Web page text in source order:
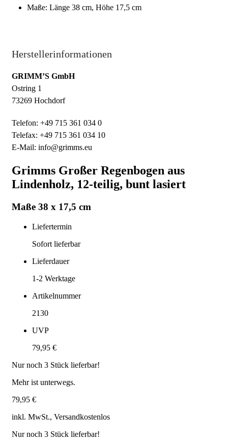
Maße: Länge 38 cm, Höhe 17,5 cm
Herstellerinformationen
GRIMM’S GmbH
Ostring 1
73269 Hochdorf
Telefon: +49 715 361 034 0
Telefax: +49 715 361 034 10
E-Mail: info@grimms.eu
Grimms Großer Regenbogen aus
Lindenholz, 12-teilig, bunt lasiert
Maße 38 x 17,5 cm
Liefertermin
Sofort lieferbar
Lieferdauer
1-2 Werktage
Artikelnummer
2130
UVP
79,95 €
Nur noch 3 Stück lieferbar!
Mehr ist unterwegs.
79,95 €
inkl. MwSt., Versandkostenlos
Nur noch 3 Stück lieferbar!